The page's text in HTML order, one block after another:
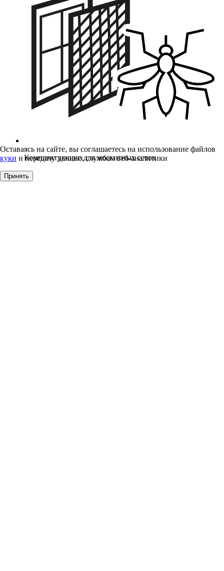
Комплектующие для москитных сеток
Оставаясь на сайте, вы соглашаетесь на использование файлов
куки и передачу данных службам веб-аналитики
Принять